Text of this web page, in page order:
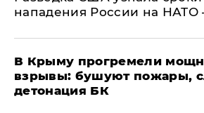
нападения России на НАТО
В Крыму прогремели
взрывы: бушуют пожары,
детонация БК